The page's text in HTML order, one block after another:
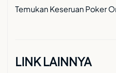
Temukan Keseruan Poker
LINK LAINNYA